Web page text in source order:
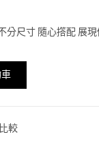
分尺寸 隨心撘配 展
較